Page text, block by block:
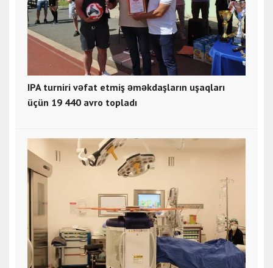
IPA turniri vəfat etmiş əməkdaşların uşaqları
üçün 19 440 avro topladı